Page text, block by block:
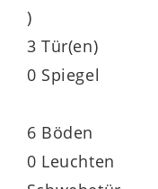
wird durch
)
3 Tür(en)
0 Spiegel
6 Böden
0 Leuchten